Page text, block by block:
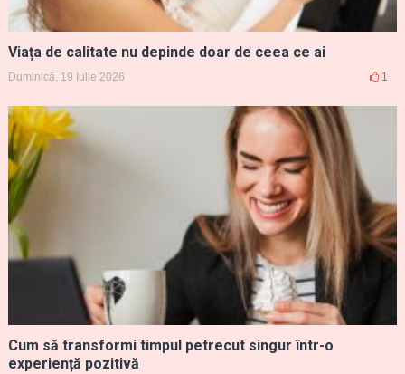
Viața de calitate nu depinde doar de ceea ce ai
Duminică, 19 Iulie 2026 1
Cum să transformi timpul petrecut singur într-o
experiență pozitivă